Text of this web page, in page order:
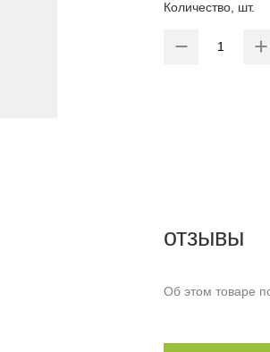
Количество, шт.
отзывы
Об этом товаре